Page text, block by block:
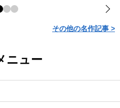
その他の名作記事 >
ニュー